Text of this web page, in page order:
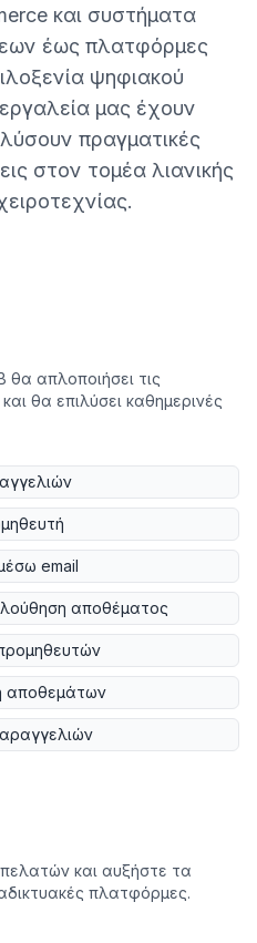
και συστήματα
έως πλατφόρμες
ψηφιακού
μας έχουν
πραγματικές
στον τομέα λιανικής
απλοποιήσει τις
θα επιλύσει καθημερινές
email
αποθέματος
αποθεμάτων
και αυξήστε τα
πλατφόρμες.